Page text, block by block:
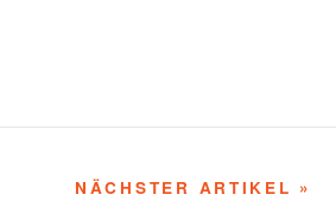
NÄCHSTER ARTIKEL »